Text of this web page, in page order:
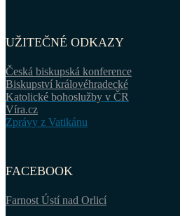
UŽITEČNÉ ODKAZY
Česká biskupská konference
Biskupství královéhradecké
Katolické bohoslužby v ČR
Víra.cz
Zprávy z Vatikánu
FACEBOOK
Farnost Ústí nad Orlicí